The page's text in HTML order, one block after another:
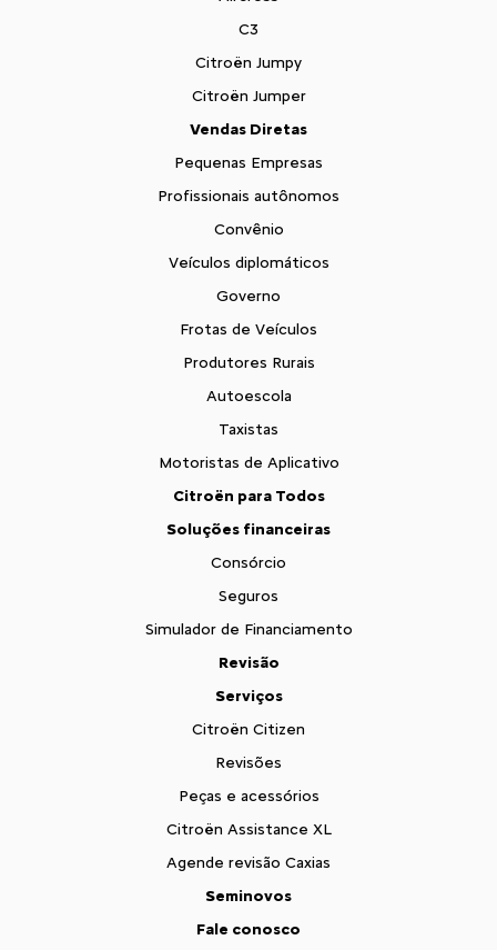
C3
Citroën Jumpy
Citroën Jumper
Vendas Diretas
Pequenas Empresas
Profissionais autônomos
Convênio
Veículos diplomáticos
Governo
Frotas de Veículos
Produtores Rurais
Autoescola
Taxistas
Motoristas de Aplicativo
Citroën para Todos
Soluções financeiras
Consórcio
Seguros
Simulador de Financiamento
Revisão
Serviços
Citroën Citizen
Revisões
Peças e acessórios
Citroën Assistance XL
Agende revisão Caxias
Seminovos
Fale conosco